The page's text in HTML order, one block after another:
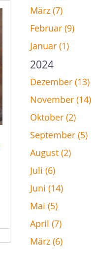
März (7)
Februar (9)
Januar (1)
2024
Dezember (13)
November (14)
Oktober (2)
September (5)
August (2)
Juli (6)
Juni (14)
Mai (5)
April (7)
März (6)